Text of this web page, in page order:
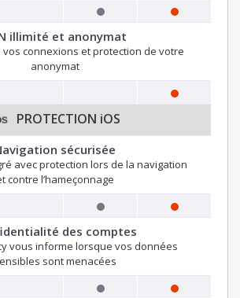
illimité et anonymat
vos connexions et protection de votre
anonymat
PROTECTION iOS
sécurisée
avec protection lors de la navigation
contre l’hameçonnage
des comptes
vous informe lorsque vos données
sont menacées